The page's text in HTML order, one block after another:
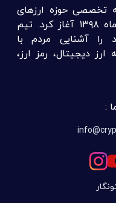
تخصصی حوزه ارزهای
دیجیتال، فعالیت خود را از تیر ماه ۱۳۹۸ آغاز کرد. تیم
را آشنایی مردم با
دیجیتال، رمز ارز،
: